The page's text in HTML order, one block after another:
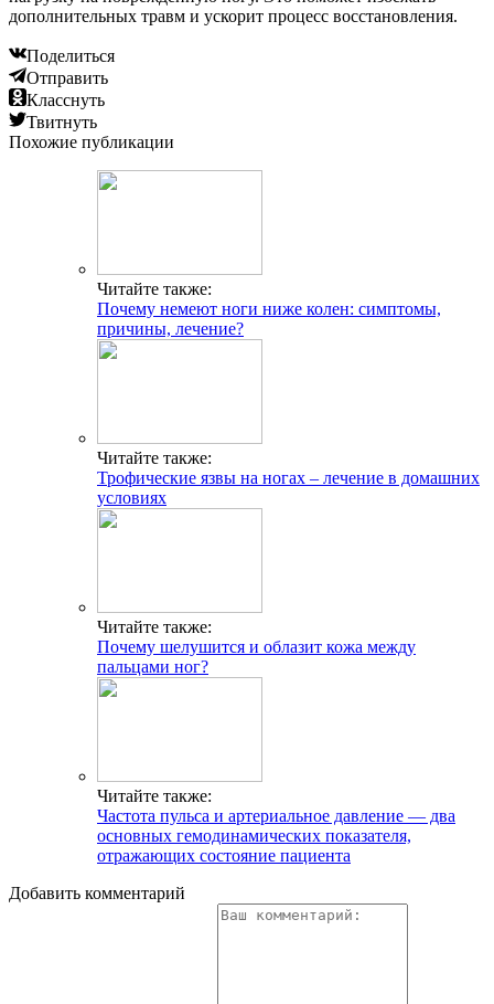
дополнительных травм и ускорит процесс восстановления.
Поделиться
Отправить
Класснуть
Твитнуть
Похожие публикации
Читайте также:
Почему немеют ноги ниже колен: симптомы,
причины, лечение?
Читайте также:
Трофические язвы на ногах – лечение в домашних
условиях
Читайте также:
Почему шелушится и облазит кожа между
пальцами ног?
Читайте также:
Частота пульса и артериальное давление — два
основных гемодинамических показателя,
отражающих состояние пациента
Добавить комментарий